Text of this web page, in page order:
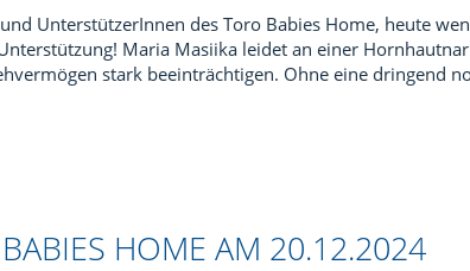
UnterstützerInnen des Toro Babies Home, heute
Maria Masiika leidet an einer
stark beeinträchtigen. Ohne eine dringend
HOME AM 20.12.2024